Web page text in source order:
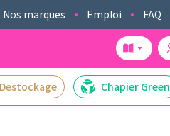
Nos marques Emploi FAQ
Destockage Chapier Green